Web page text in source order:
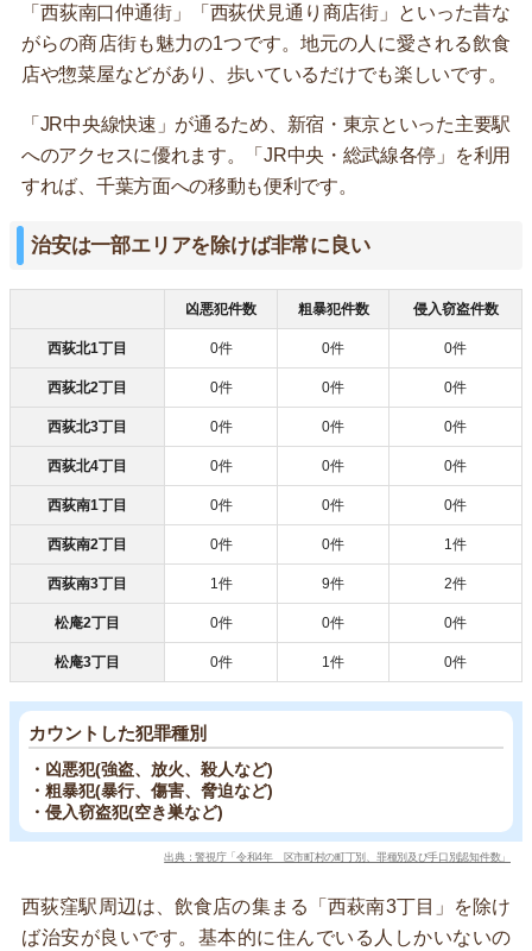
「西荻南口仲通街」「西荻伏見通り商店街」といった昔な
がらの商店街も魅力の1つです。地元の人に愛される飲食
店や惣菜屋などがあり、歩いているだけでも楽しいです。
「JR中央線快速」が通るため、新宿・東京といった主要駅
へのアクセスに優れます。「JR中央・総武線各停」を利用
すれば、千葉方面への移動も便利です。
治安は一部エリアを除けば非常に良い
凶悪犯件数 粗暴犯件数 侵入窃盗件数
西荻北1丁目 0件 0件 0件
西荻北2丁目 0件 0件 0件
西荻北3丁目 0件 0件 0件
西荻北4丁目 0件 0件 0件
西荻南1丁目 0件 0件 0件
西荻南2丁目 0件 0件 1件
西荻南3丁目 1件 9件 2件
松庵2丁目 0件 0件 0件
松庵3丁目 0件 1件 0件
カウントした犯罪種別
・凶悪犯(強盗、放火、殺人など)
・粗暴犯(暴行、傷害、脅迫など)
・侵入窃盗犯(空き巣など)
出典：警視庁「令和4年 区市町村の町丁別、罪種別及び手口別認知件数」
西荻窪駅周辺は、飲食店の集まる「西萩南3丁目」を除け
ば治安が良いです。基本的に住んでいる人しかいないの